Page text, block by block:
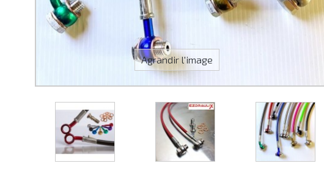
Agrandir l'image